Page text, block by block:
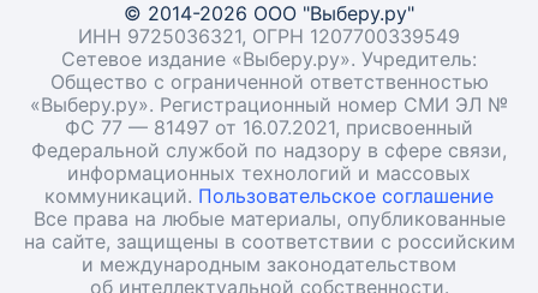
© 2014-2026 ООО "Выберу.ру"
ИНН 9725036321, ОГРН 1207700339549
Сетевое издание «Выберу.ру». Учредитель:
Общество с ограниченной ответственностью
«Выберу.ру». Регистрационный номер СМИ ЭЛ №
ФС 77 — 81497 от 16.07.2021, присвоенный
Федеральной службой по надзору в сфере связи,
информационных технологий и массовых
коммуникаций. Пользовательское соглашение
Все права на любые материалы, опубликованные
на сайте, защищены в соответствии с российским
и международным законодательством
об интеллектуальной собственности.